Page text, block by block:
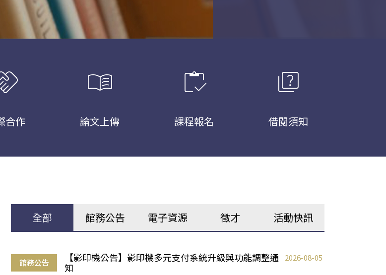
合作
menu_book
論文上傳
inventory
課程報名
quiz
借閱須知
全部 館務公告 電子資源 徵才 活動快訊
館務公告
【影印機公告】影印機多元支付系統升級與功能調整通
知
2026-08-05